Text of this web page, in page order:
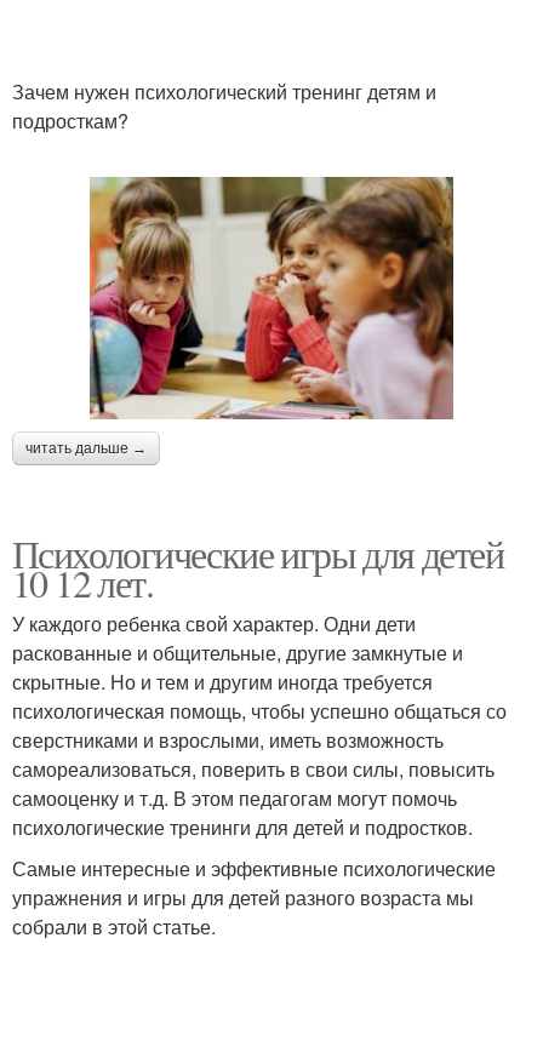
Зачем нужен психологический тренинг детям и
подросткам?
читать дальше →
Психологические игры для детей
10 12 лет.
У каждого ребенка свой характер. Одни дети
раскованные и общительные, другие замкнутые и
скрытные. Но и тем и другим иногда требуется
психологическая помощь, чтобы успешно общаться со
сверстниками и взрослыми, иметь возможность
самореализоваться, поверить в свои силы, повысить
самооценку и т.д. В этом педагогам могут помочь
психологические тренинги для детей и подростков.
Самые интересные и эффективные психологические
упражнения и игры для детей разного возраста мы
собрали в этой статье.